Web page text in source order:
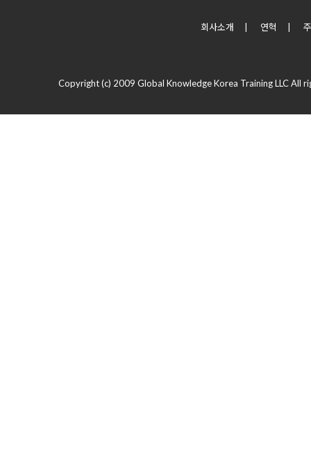
회사소개 연혁
Copyright (c) 2009 Global Knowledge Korea Training LLC All